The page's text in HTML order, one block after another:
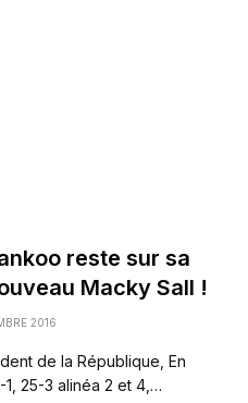
reste sur sa
Macky Sall !
2016
de la République, En
25-3 alinéa 2 et 4,…